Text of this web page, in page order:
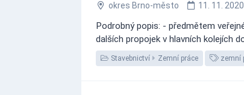
okres Brno-město 11. 11. 2020
Podrobný popis: - předmětem
dalších propojek v hlavních kolejích
Stavebnictví Zemní práce zemní